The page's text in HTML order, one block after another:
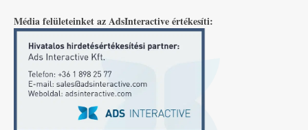
Média felületeinket az AdsInteractive értékesíti: